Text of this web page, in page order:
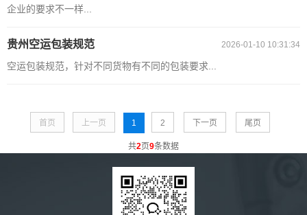
企业的要求不一样...
2026-01-10 10:31:34
贵州空运包装规范
空运包装规范，针对不同货物有不同的包装要求...
首页 上一页 1 2 下一页 尾页
共2页9条数据